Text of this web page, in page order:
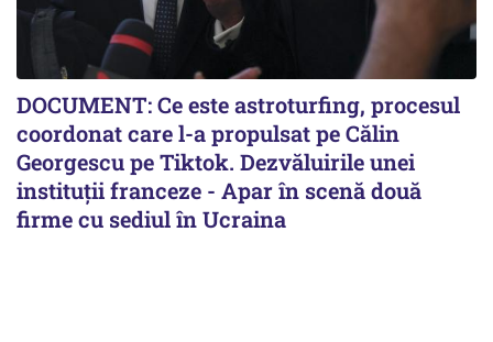
DOCUMENT: Ce este astroturfing, procesul
coordonat care l-a propulsat pe Călin
Georgescu pe Tiktok. Dezvăluirile unei
instituții franceze - Apar în scenă două
firme cu sediul în Ucraina